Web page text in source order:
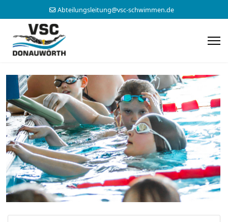
Abteilungsleitung@vsc-schwimmen.de